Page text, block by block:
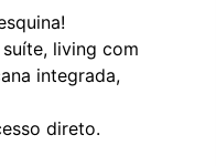
living com
integrada,